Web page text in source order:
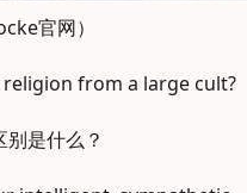
官网）
from a large cult?
是什么？